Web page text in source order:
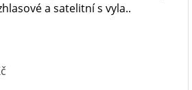
a satelitní s vyla..